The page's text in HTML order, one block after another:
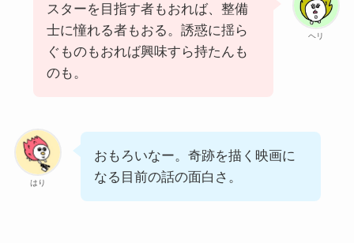
ヘリ
スターを目指す者もおれば、整備
士に憧れる者もおる。誘惑に揺ら
ぐものもおれば興味すら持たんも
のも。
はり
おもろいなー。奇跡を描く映画に
なる目前の話の面白さ。